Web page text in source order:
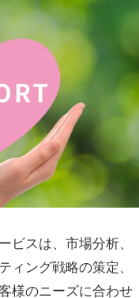
ビスは、市場分析、
ィング戦略の策定、
様のニーズに合わせ